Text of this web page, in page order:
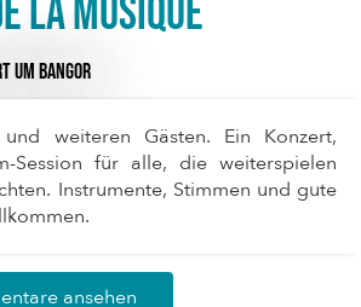
la musique
UM BANGOR
weiteren Gästen. Ein Konzert,
Session für alle, die weiterspielen
Instrumente, Stimmen und gute
ansehen